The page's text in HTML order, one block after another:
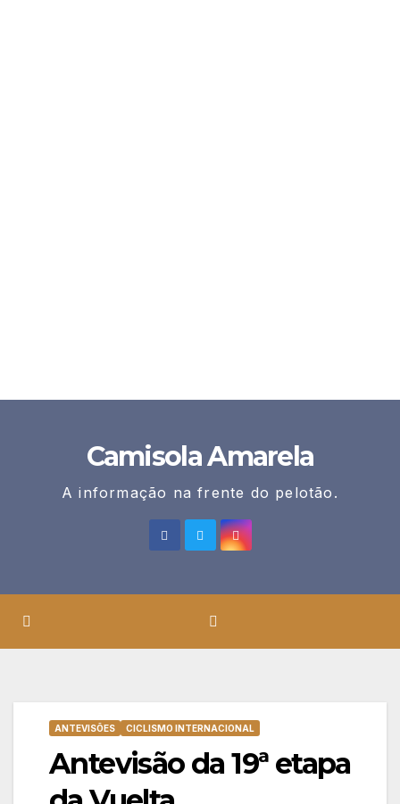
Camisola Amarela
A informação na frente do pelotão.
ANTEVISÕES CICLISMO INTERNACIONAL
Antevisão da 19ª etapa